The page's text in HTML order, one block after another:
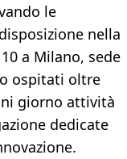
le
nella
a Milano, sede
ospitati oltre
giorno attività
dedicate